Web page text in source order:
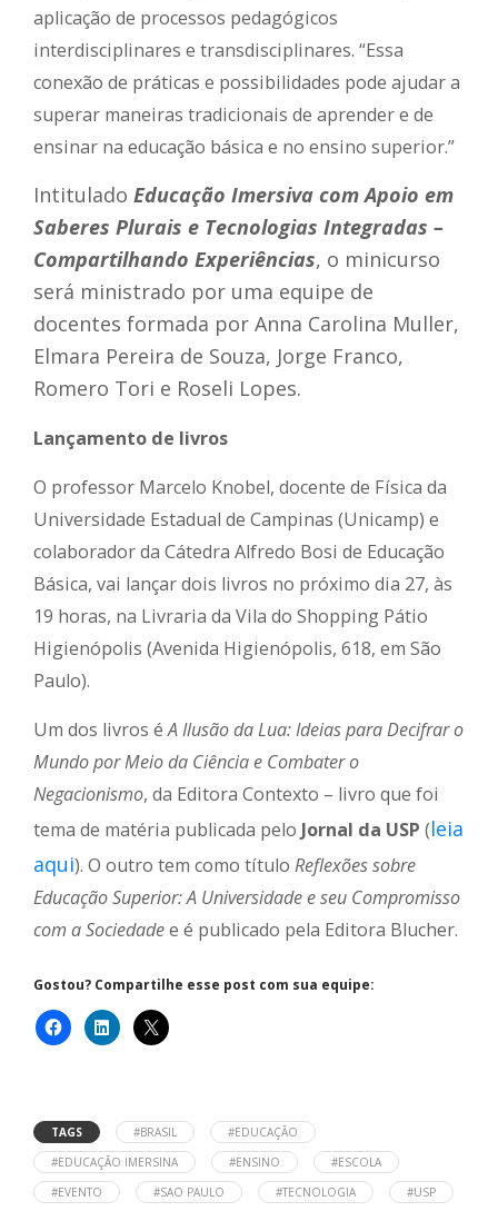
aplicação de processos pedagógicos
interdisciplinares e transdisciplinares. “Essa
conexão de práticas e possibilidades pode ajudar a
superar maneiras tradicionais de aprender e de
ensinar na educação básica e no ensino superior.”
Intitulado Educação Imersiva com Apoio em
Saberes Plurais e Tecnologias Integradas –
Compartilhando Experiências, o minicurso
será ministrado por uma equipe de
docentes formada por Anna Carolina Muller,
Elmara Pereira de Souza, Jorge Franco,
Romero Tori e Roseli Lopes.
Lançamento de livros
O professor Marcelo Knobel, docente de Física da
Universidade Estadual de Campinas (Unicamp) e
colaborador da Cátedra Alfredo Bosi de Educação
Básica, vai lançar dois livros no próximo dia 27, às
19 horas, na Livraria da Vila do Shopping Pátio
Higienópolis (Avenida Higienópolis, 618, em São
Paulo).
Um dos livros éA Ilusão da Lua: Ideias para Decifrar o
Mundo por Meio da Ciência e Combater o
Negacionismo, da Editora Contexto – livro que foi
tema de matéria publicada pelo Jornal da USP (leia
aqui). O outro tem como título Reflexões sobre
Educação Superior: A Universidade e seu Compromisso
com a Sociedadee é publicado pela Editora Blucher.
Gostou? Compartilhe esse post com sua equipe:
TAGS #BRASIL
#EDUCAÇÃO
#EDUCAÇÃO IMERSINA
#ENSINO
#ESCOLA
#EVENTO
#SAO PAULO #TECNOLOGIA #USP